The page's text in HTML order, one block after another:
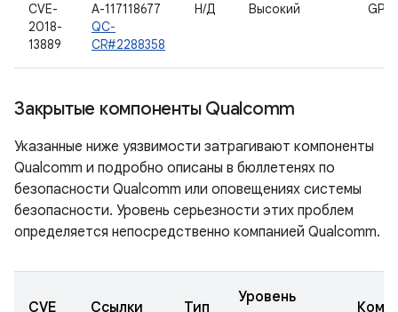
CVE-
2018-
13889
A-117118677
QC-
CR#2288358
Н/Д Высокий GPS
Закрытые компоненты Qualcomm
Указанные ниже уязвимости затрагивают компоненты
Qualcomm и подробно описаны в бюллетенях по
безопасности Qualcomm или оповещениях системы
безопасности. Уровень серьезности этих проблем
определяется непосредственно компанией Qualcomm.
CVE Ссылки Тип
Уровень